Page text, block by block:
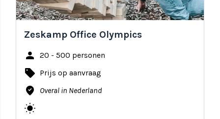
Zeskamp Office Olympics
person 20 - 500 personen
local_offer Prijs op aanvraag
where_to_vote Overal in Nederland
wb_sunny